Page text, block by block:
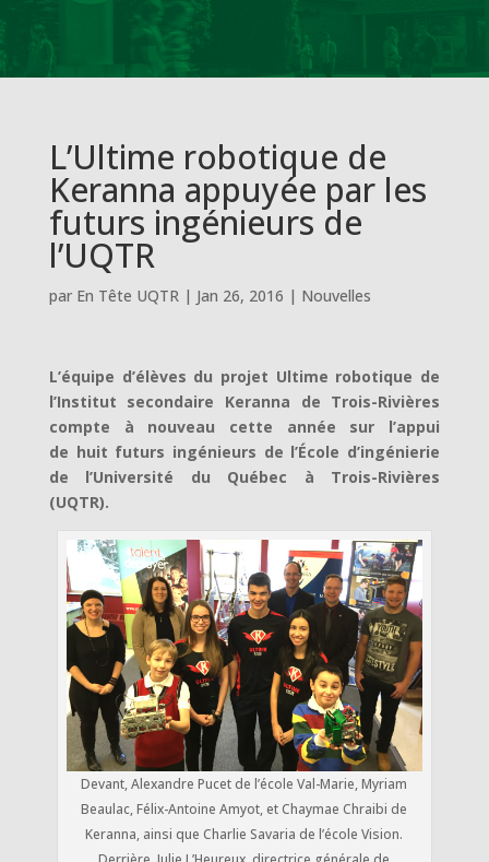
L’Ultime robotique de
Keranna appuyée par les
futurs ingénieurs de
l’UQTR
par En Tête UQTR| Jan 26, 2016 | Nouvelles
L’équipe d’élèves du projet Ultime robotique de
l’Institut secondaire Keranna de Trois-Rivières
compte à nouveau cette année sur l’appui
de huit futurs ingénieurs de l’École d’ingénierie
de l’Université du Québec à Trois-Rivières
(UQTR).
Devant, Alexandre Pucet de l’école Val-Marie, Myriam
Beaulac, Félix-Antoine Amyot, et Chaymae Chraibi de
Keranna, ainsi que Charlie Savaria de l’école Vision.